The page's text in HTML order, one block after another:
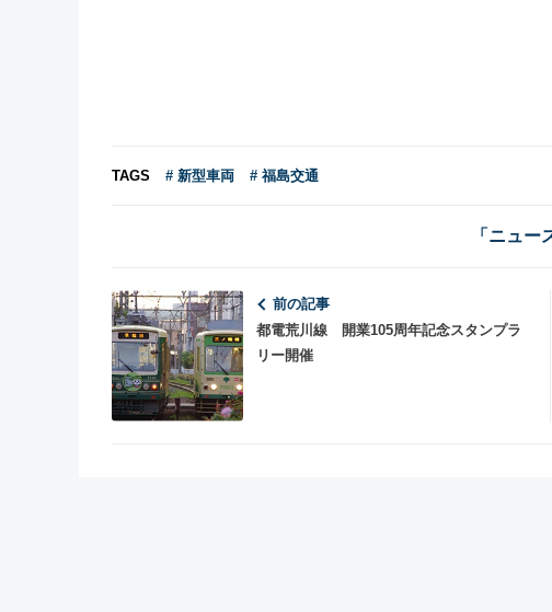
TAGS # 新型車両 # 福島交通
「ニュー
前の記事
都電荒川線 開業105周年記念スタンプラ
リー開催